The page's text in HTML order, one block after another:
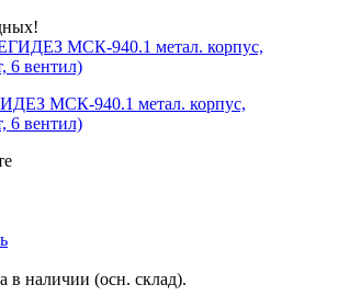
МСК-940.1 метал. корпус,
6 вентил)
в наличии (осн. склад).